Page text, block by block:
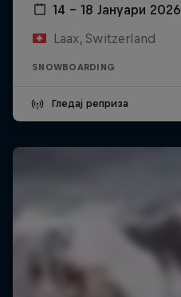
14 – 18 Јануари 2026
Laax, Switzerland
SNOWBOARDING
Гледај реприза